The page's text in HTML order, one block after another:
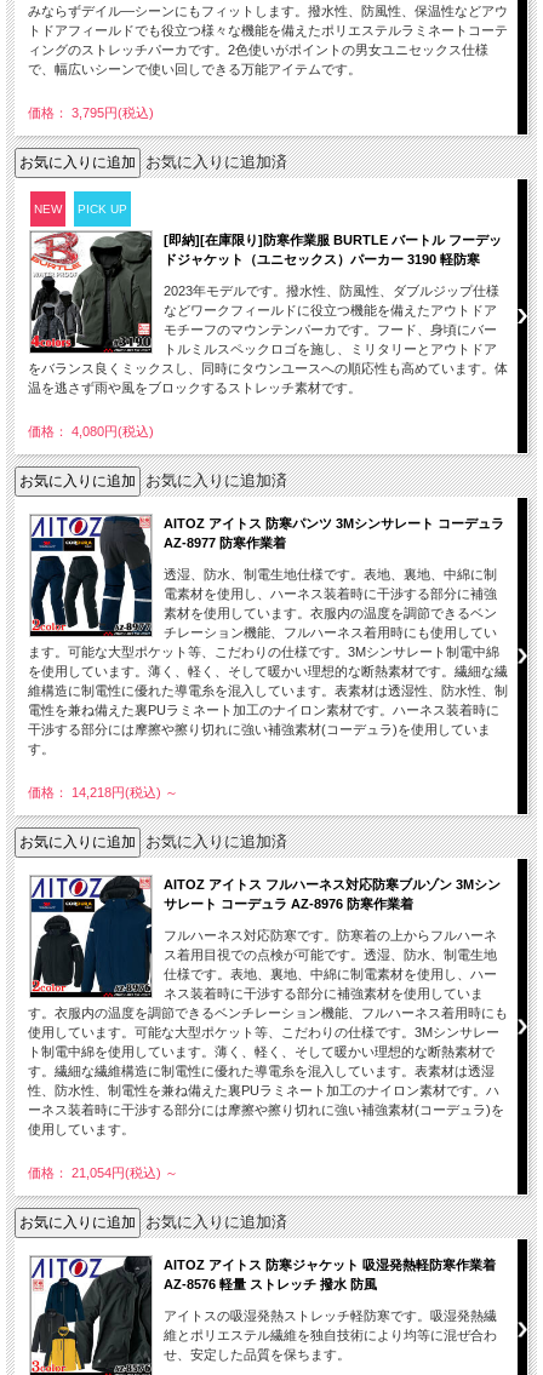
みならずデイル―シーンにもフィットします。撥水性、防風性、保温性などアウ
トドアフィールドでも役立つ様々な機能を備えたポリエステルラミネートコーテ
ィングのストレッチパーカです。2色使いがポイントの男女ユニセックス仕様
で、幅広いシーンで使い回しできる万能アイテムです。
価格： 3,795円(税込)
お気に入りに追加済
NEW PICK UP
[即納][在庫限り]防寒作業服 BURTLE バートル フーデッ
ドジャケット（ユニセックス）パーカー 3190 軽防寒
2023年モデルです。撥水性、防風性、ダブルジップ仕様
などワークフィールドに役立つ機能を備えたアウトドア
モチーフのマウンテンパーカです。フード、身頃にバー
トルミルスペックロゴを施し、ミリタリーとアウトドア
をバランス良くミックスし、同時にタウンユースへの順応性も高めています。体
温を逃さず雨や風をブロックするストレッチ素材です。
価格： 4,080円(税込)
お気に入りに追加済
AITOZ アイトス 防寒パンツ 3Mシンサレート コーデュラ
AZ-8977 防寒作業着
透湿、防水、制電生地仕様です。表地、裏地、中綿に制
電素材を使用し、ハーネス装着時に干渉する部分に補強
素材を使用しています。衣服内の温度を調節できるベン
チレーション機能、フルハーネス着用時にも使用してい
ます。可能な大型ポケット等、こだわりの仕様です。3Mシンサレート制電中綿
を使用しています。薄く、軽く、そして暖かい理想的な断熱素材です。繊細な繊
維構造に制電性に優れた導電糸を混入しています。表素材は透湿性、防水性、制
電性を兼ね備えた裏PUラミネート加工のナイロン素材です。ハーネス装着時に
干渉する部分には摩擦や擦り切れに強い補強素材(コーデュラ)を使用していま
す。
価格： 14,218円(税込) ～
お気に入りに追加済
AITOZ アイトス フルハーネス対応防寒ブルゾン 3Mシン
サレート コーデュラ AZ-8976 防寒作業着
フルハーネス対応防寒です。防寒着の上からフルハーネ
ス着用目視での点検が可能です。透湿、防水、制電生地
仕様です。表地、裏地、中綿に制電素材を使用し、ハー
ネス装着時に干渉する部分に補強素材を使用していま
す。衣服内の温度を調節できるベンチレーション機能、フルハーネス着用時にも
使用しています。可能な大型ポケット等、こだわりの仕様です。3Mシンサレー
ト制電中綿を使用しています。薄く、軽く、そして暖かい理想的な断熱素材で
す。繊細な繊維構造に制電性に優れた導電糸を混入しています。表素材は透湿
性、防水性、制電性を兼ね備えた裏PUラミネート加工のナイロン素材です。ハ
ーネス装着時に干渉する部分には摩擦や擦り切れに強い補強素材(コーデュラ)を
使用しています。
価格： 21,054円(税込) ～
お気に入りに追加済
AITOZ アイトス 防寒ジャケット 吸湿発熱軽防寒作業着
AZ-8576 軽量 ストレッチ 撥水 防風
アイトスの吸湿発熱ストレッチ軽防寒です。吸湿発熱繊
維とポリエステル繊維を独自技術により均等に混ぜ合わ
せ、安定した品質を保ちます。